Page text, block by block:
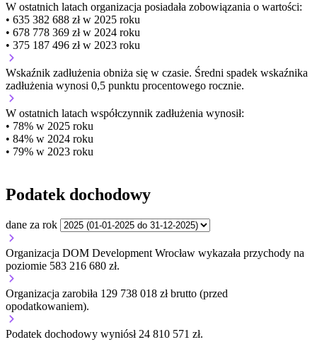
W ostatnich latach organizacja posiadała zobowiązania o wartości:
• 635 382 688 zł w 2025 roku
• 678 778 369 zł w 2024 roku
• 375 187 496 zł w 2023 roku
Wskaźnik zadłużenia obniża się w czasie. Średni spadek wskaźnika
zadłużenia wynosi 0,5 punktu procentowego rocznie.
W ostatnich latach współczynnik zadłużenia wynosił:
• 78% w 2025 roku
• 84% w 2024 roku
• 79% w 2023 roku
Podatek dochodowy
dane za rok
Organizacja DOM Development Wrocław wykazała przychody na
poziomie 583 216 680 zł.
Organizacja zarobiła 129 738 018 zł brutto (przed
opodatkowaniem).
Podatek dochodowy wyniósł 24 810 571 zł.